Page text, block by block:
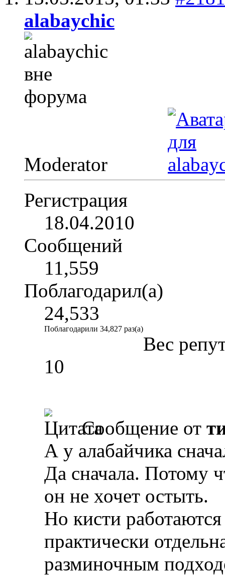
alabaychic
Moderator
Регистрация
18.04.2010
Сообщений
11,559
Поблагодарил(а)
24,533
Поблагодарили 34,827 раз(а)
Вес
10
Сообщение от
А у алабайчика
Да сначала. Потому
он не хочет остыть.
Но кисти
практически
разминочным